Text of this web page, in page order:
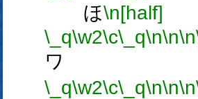
ほ\n[half]
\_q\w2\c\_q\n\n\n
ワ
\_q\w2\c\_q\n\n\n